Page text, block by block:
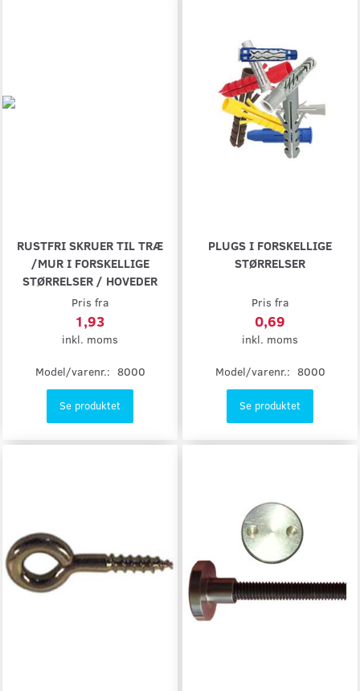
RUSTFRI SKRUER TIL TRÆ
/MUR I FORSKELLIGE
STØRRELSER / HOVEDER
Pris fra
1,93
inkl. moms
Model/varenr.: 8000
Se produktet
PLUGS I FORSKELLIGE
STØRRELSER
Pris fra
0,69
inkl. moms
Model/varenr.: 8000
Se produktet